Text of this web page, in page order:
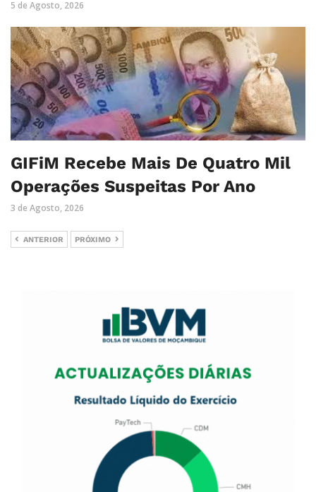
5 de Agosto, 2026
GIFiM Recebe Mais De Quatro Mil
Operações Suspeitas Por Ano
3 de Agosto, 2026
ANTERIOR PRÓXIMO